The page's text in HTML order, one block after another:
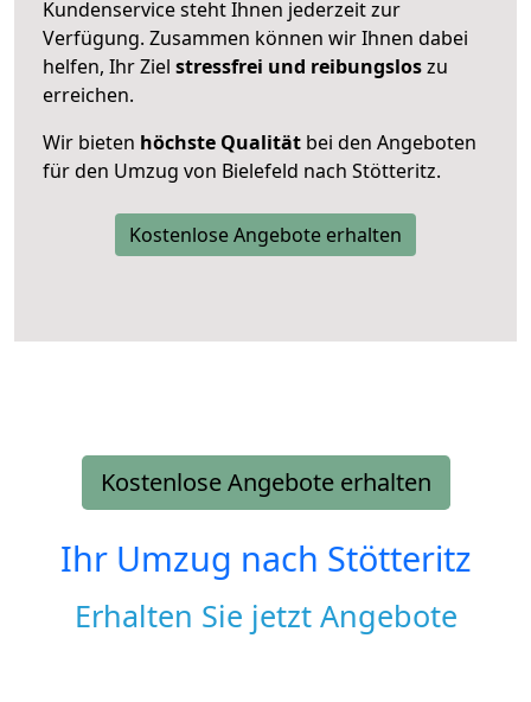
Kundenservice steht Ihnen jederzeit zur
Verfügung. Zusammen können wir Ihnen dabei
helfen, Ihr Ziel stressfrei und reibungsloszu
erreichen.
Wir bieten höchste Qualität bei den Angeboten
für den Umzug von Bielefeld nach Stötteritz.
Kostenlose Angebote erhalten
Kostenlose Angebote erhalten
Ihr Umzug nach Stötteritz
Erhalten Sie jetzt Angebote